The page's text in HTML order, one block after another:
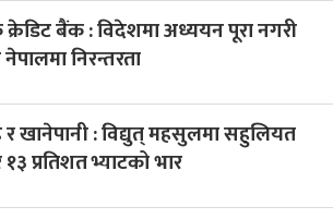
बैंक : विदेशमा अध्ययन पूरा नगरी
निरन्तरता
र खानेपानी : विद्युत् महसुलमा सहुलियत
प्रतिशत भ्याटको भार